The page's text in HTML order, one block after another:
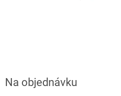
Na objednávku